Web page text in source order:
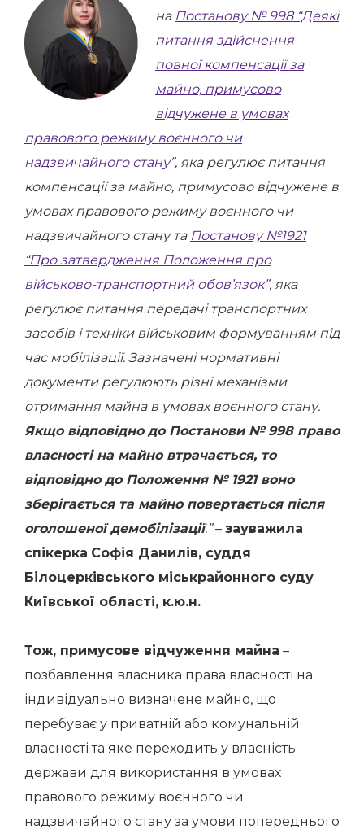
на Постанову № 998 “Деякі
питання здійснення
повної компенсації за
майно, примусово
відчужене в умовах
правового режиму воєнного чи
надзвичайного стану”, яка регулює питання
компенсації за майно, примусово відчужене в
умовах правового режиму воєнного чи
надзвичайного стану та Постанову №1921
“Про затвердження Положення про
військово-транспортний обов’язок”, яка
регулює питання передачі транспортних
засобів і техніки військовим формуванням під
час мобілізації. Зазначені нормативні
документи регулюють різні механізми
отримання майна в умовах воєнного стану.
Якщо відповідно до Постанови № 998 право
власності на майно втрачається, то
відповідно до Положення № 1921 воно
зберігається та майно повертається після
оголошеної демобілізації.”– зауважила
спікерка Софія Данилів, суддя
Білоцерківського міськрайонного суду
Київської області, к.ю.н.
Тож, примусове відчуження майна –
позбавлення власника права власності на
індивідуально визначене майно, що
перебуває у приватній або комунальній
власності та яке переходить у власність
держави для використання в умовах
правового режиму воєнного чи
надзвичайного стану за умови попереднього